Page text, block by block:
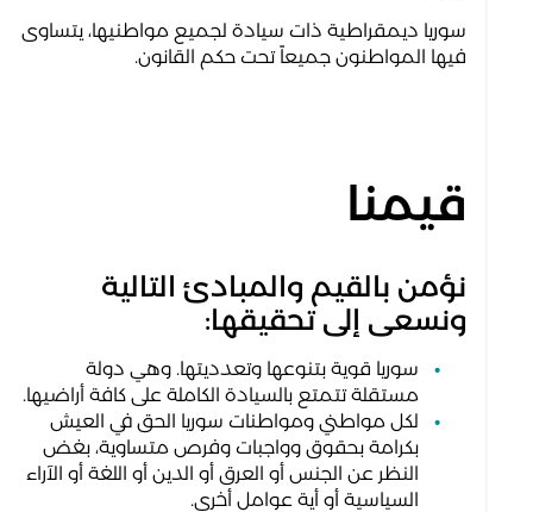
سوريا ديمقراطية ذات سيادة لجميع مواطنيها، يتساوى
فيها المواطنون جميعاً تحت حكم القانون.
قيمنا
نؤمن بالقيم والمبادئ التالية
ونسعى إلى تحقيقها:
سوريا قوية بتنوعها وتعدديتها. وهي دولة
مستقلة تتمتع بالسيادة الكاملة على كافة أراضيها.
لكل مواطني ومواطنات سوريا الحق في العيش
بكرامة بحقوق وواجبات وفرص متساوية، بغض
النظر عن الجنس أو العرق أو الدين أو اللغة أو الآراء
السياسية أو أية عوامل أخرى.